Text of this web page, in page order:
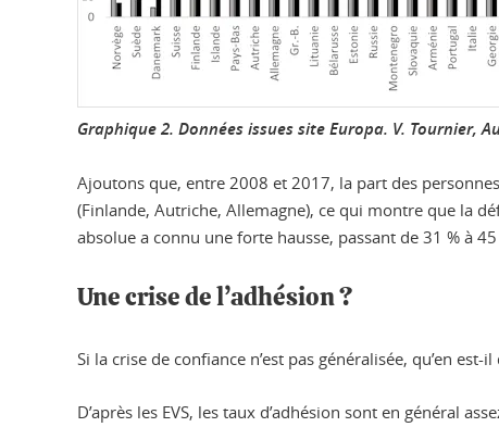
Graphique 2. Données issues site Europa. V. Tournier,
Ajoutons que, entre 2008 et 2017, la part des
(Finlande, Autriche, Allemagne), ce qui montre que la
absolue a connu une forte hausse, passant de 31 % à 45
Une crise de l’adhésion ?
Si la crise de confiance n’est pas généralisée, qu’en
D’après les EVS, les taux d’adhésion sont en général